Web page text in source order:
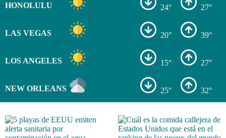
HONOLULU 24° 27°
LAS VEGAS 20° 39°
LOS ANGELES 15° 27°
NEW ORLEANS 25° 32°